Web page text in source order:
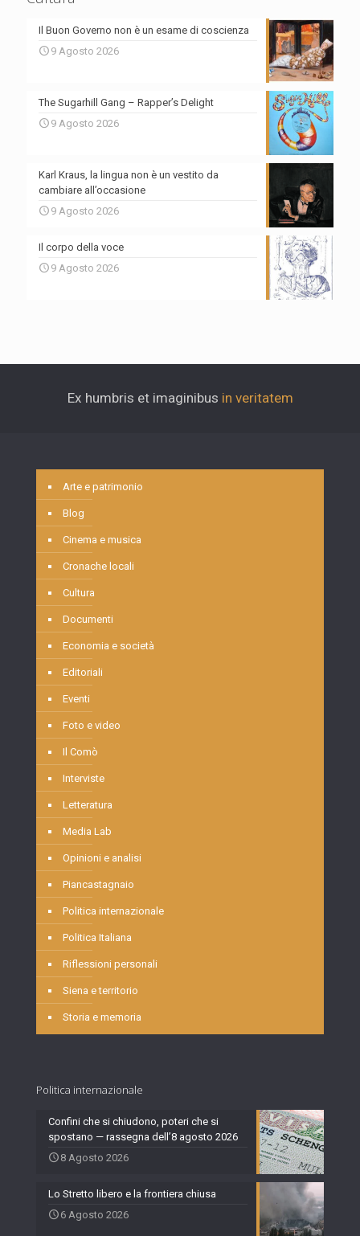
Il Buon Governo non è un esame di coscienza
9 Agosto 2026
The Sugarhill Gang – Rapper’s Delight
9 Agosto 2026
Karl Kraus, la lingua non è un vestito da
cambiare all’occasione
9 Agosto 2026
Il corpo della voce
9 Agosto 2026
Ex humbris et imaginibus in veritatem
Arte e patrimonio
Blog
Cinema e musica
Cronache locali
Cultura
Documenti
Economia e società
Editoriali
Eventi
Foto e video
Il Comò
Interviste
Letteratura
Media Lab
Opinioni e analisi
Piancastagnaio
Politica internazionale
Politica Italiana
Riflessioni personali
Siena e territorio
Storia e memoria
Politica internazionale
Confini che si chiudono, poteri che si
spostano — rassegna dell’8 agosto 2026
8 Agosto 2026
Lo Stretto libero e la frontiera chiusa
6 Agosto 2026